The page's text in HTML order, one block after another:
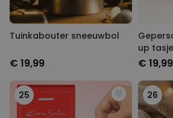
Tuinkabouter sneeuwbol
€ 19,99
up
symbool
€ 19,99
25 26